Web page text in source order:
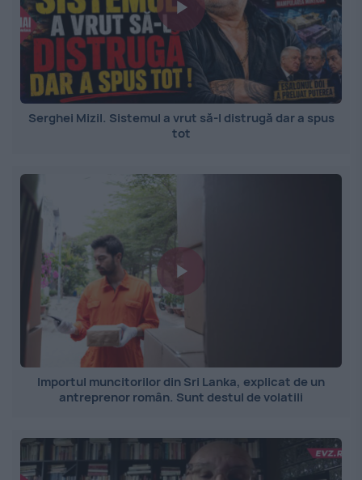
Serghei Mizil. Sistemul a vrut să-l distrugă dar a spus
tot
Importul muncitorilor din Sri Lanka, explicat de un
antreprenor român. Sunt destul de volatili